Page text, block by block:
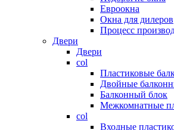
Евроокна
Окна для дилеров
Процесс
Двери
Двери
col
Пластиковые
Двойные
Балконный блок
Межкомнатные
col
Входные